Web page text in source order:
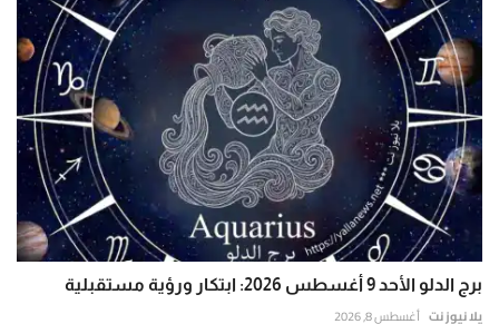
برج الدلو الأحد 9 أغسطس 2026: ابتكار ورؤية مستقبلية
يلا نيوز نت أغسطس 8, 2026